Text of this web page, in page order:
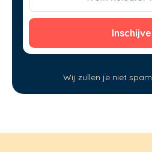
Wij zullen je niet